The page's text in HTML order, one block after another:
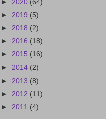
► 2020 (64)
► 2019 (5)
► 2018 (2)
► 2016 (18)
► 2015 (16)
► 2014 (2)
► 2013 (8)
► 2012 (11)
► 2011 (4)